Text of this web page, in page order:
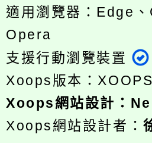
適用瀏覽器：Edge
Opera
支援行動瀏覽裝置
Xoops版本：
Xoops網站設計 ：
Xoops網站設計者：